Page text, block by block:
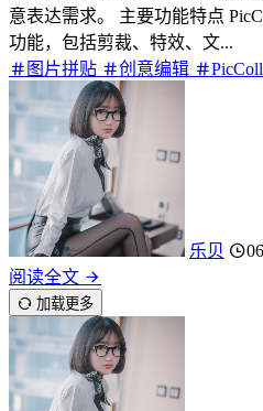
意表达需求。 主要功能特点
功能，包括剪裁、特效、文...
图片拼贴
创意编辑
乐贝
阅读全文
加载更多